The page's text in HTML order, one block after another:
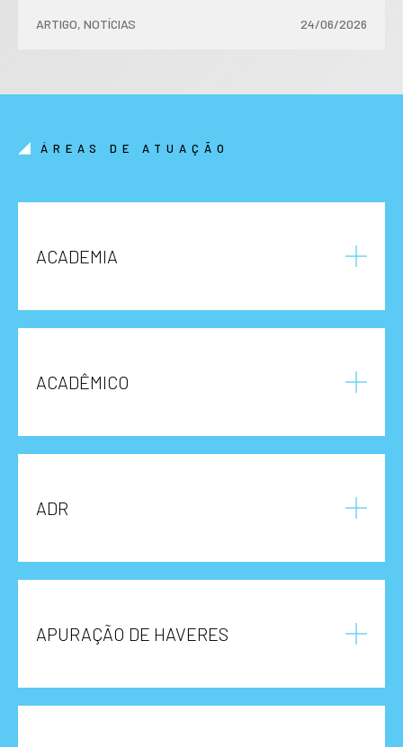
ARTIGO, NOTÍCIAS 24/06/2026
ÁREAS DE ATUAÇÃO
ACADEMIA
ACADÊMICO
ADR
APURAÇÃO DE HAVERES